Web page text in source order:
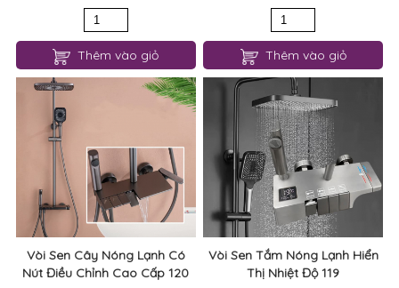
Thêm vào giỏ Thêm vào giỏ
Vòi Sen Cây Nóng Lạnh Có
Nút Điều Chỉnh Cao Cấp 120
Vòi Sen Tắm Nóng Lạnh Hiển
Thị Nhiệt Độ 119